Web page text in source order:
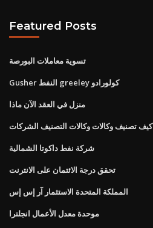
Featured Posts
تسوية معاملات البورصة
Gusher النفط greeley كولورادو
منزل في العقد الآن ماذا
كيف تصنيف وكالات وكالات التصنيف الشركات
شركة نفط داكوتا الشمالية
تحقق درجة الائتمان على الانترنت
المملكة المتحدة الاستثمار آر إس إس
موحدة معدل الأعمال انجلترا